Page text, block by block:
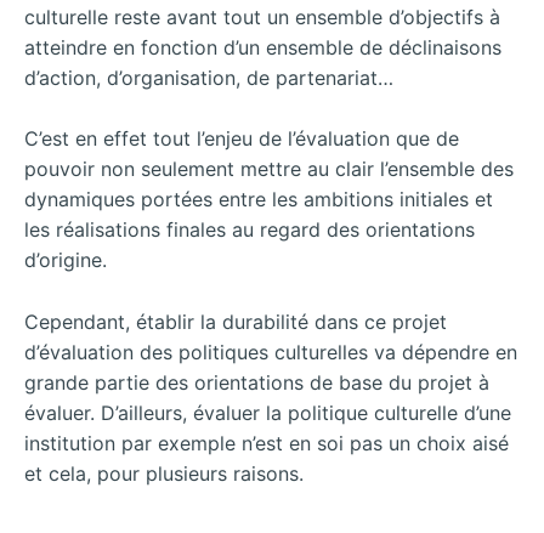
culturelle reste avant tout un ensemble d’objectifs à
atteindre en fonction d’un ensemble de déclinaisons
d’action, d’organisation, de partenariat…
C’est en effet tout l’enjeu de l’évaluation que de
pouvoir non seulement mettre au clair l’ensemble des
dynamiques portées entre les ambitions initiales et
les réalisations finales au regard des orientations
d’origine.
Cependant, établir la durabilité dans ce projet
d’évaluation des politiques culturelles va dépendre en
grande partie des orientations de base du projet à
évaluer. D’ailleurs, évaluer la politique culturelle d’une
institution par exemple n’est en soi pas un choix aisé
et cela, pour plusieurs raisons.